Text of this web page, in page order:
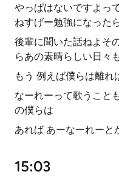
やっぱはないですよっ
ねすげー勉強になった
後輩に聞いた話ねよそ
らあの素晴らしい日々
もう 例えば僕らは離れ
なーれーって歌うこと
の僕らは
あれば あーなーれーと
15:03